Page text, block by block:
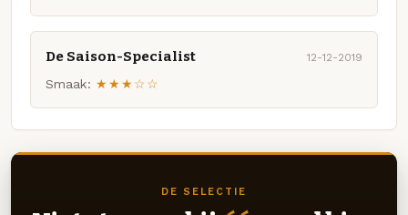
De Saison-Specialist 12-12-2019
Smaak: ★★★☆☆
DE SELECTIE